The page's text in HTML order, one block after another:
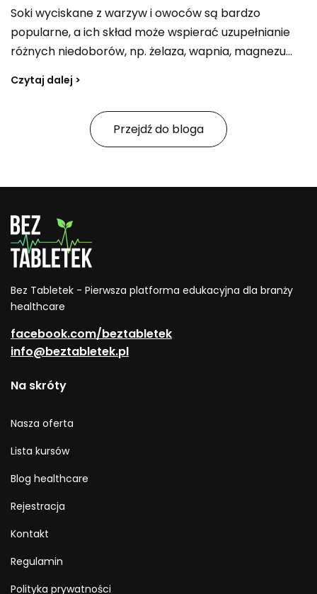
Soki wyciskane z warzyw i owoców są bardzo
popularne, a ich skład może wspierać uzupełnianie
różnych niedoborów, np. żelaza, wapnia, magnezu
zależności od kompozycji bywają postrzegane jako
„bomba witaminowa” z witaminami z grupy B,
witaminą E i C. Jak tworzyć przepisy na smaczne,
zdrowe soki i na co zwracać uwagę, jeśli celem jest
toksyn?
Czytaj dalej >
Przejdź do bloga
Bez Tabletek - Pierwsza platforma edukacyjna dla branży
healthcare
facebook.com/beztabletek
info@beztabletek.pl
Na skróty
Nasza oferta
Lista kursów
Blog healthcare
Rejestracja
Kontakt
Regulamin
Polityka prywatności